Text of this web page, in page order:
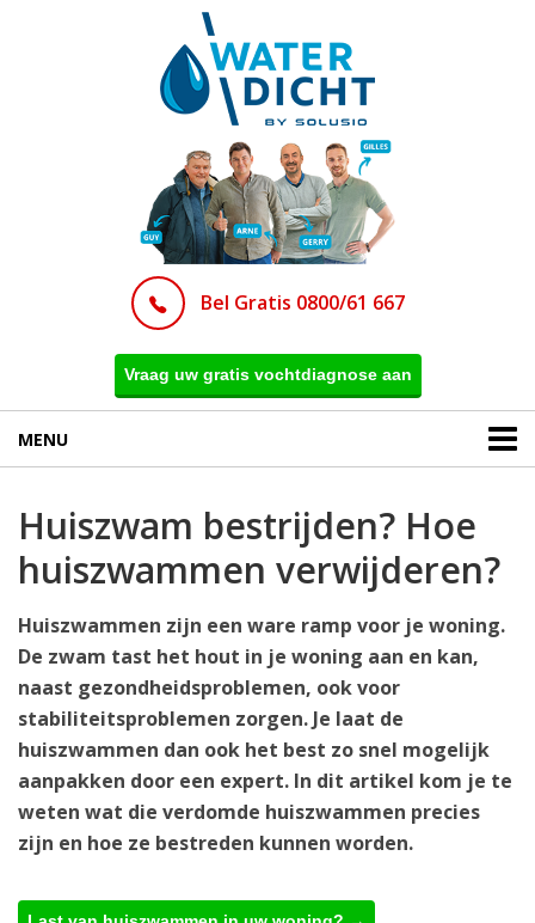
Bel Gratis 0800/61 667
Vraag uw gratis vochtdiagnose aan
MENU
Huiszwam bestrijden? Hoe
huiszwammen verwijderen?
Huiszwammen zijn een ware ramp voor je woning.
De zwam tast het hout in je woning aan en kan,
naast gezondheidsproblemen, ook voor
stabiliteitsproblemen zorgen. Je laat de
huiszwammen dan ook het best zo snel mogelijk
aanpakken door een expert. In dit artikel kom je te
weten wat die verdomde huiszwammen precies
zijn en hoe ze bestreden kunnen worden.